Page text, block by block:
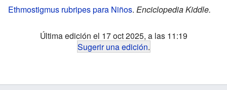
Ethmostigmus rubripes para Niños. Enciclopedia Kiddle.
Última edición el 17 oct 2025, a las 11:19
Sugerir una edición.